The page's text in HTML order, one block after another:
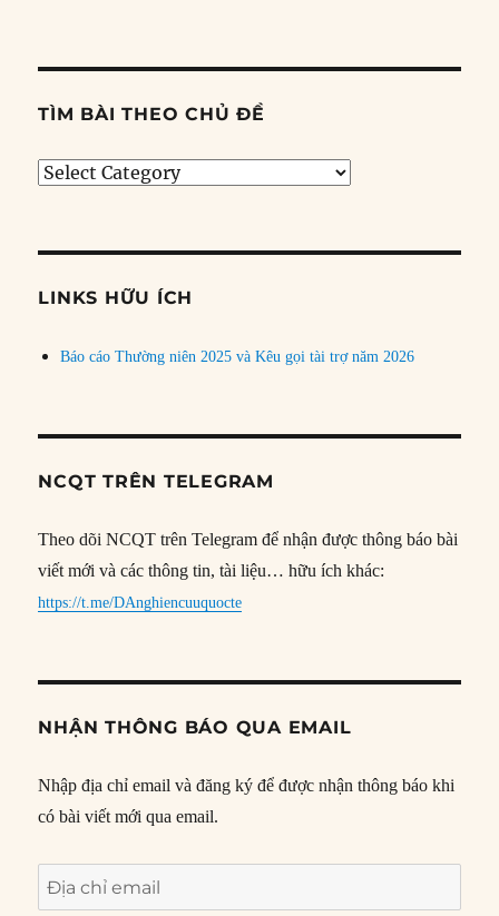
TÌM BÀI THEO CHỦ ĐỀ
Tìm
đề
LINKS HỮU ÍCH
Báo cáo Thường niên 2025 và Kêu gọi tài trợ năm 2026
NCQT TRÊN TELEGRAM
Theo dõi NCQT trên Telegram để nhận được thông báo bài
viết mới và các thông tin, tài liệu… hữu ích khác:
https://t.me/DAnghiencuuquocte
NHẬN THÔNG BÁO QUA EMAIL
Nhập địa chỉ email và đăng ký để được nhận thông báo khi
có bài viết mới qua email.
Địa
chỉ